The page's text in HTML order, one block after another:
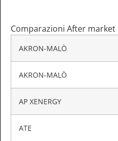
Comparazioni After market
AKRON-MALÒ
AKRON-MALÒ
AP XENERGY
ATE